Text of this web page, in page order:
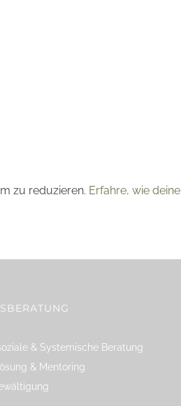
zu reduzieren. Erfahre, wie deine
& Systemische Beratung
& Mentoring